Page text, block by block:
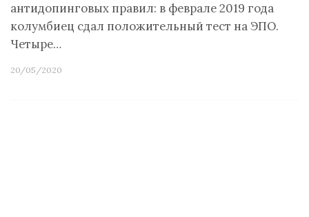
антидопинговых правил: в феврале 2019 года
колумбиец сдал положительный тест на ЭПО.
Четыре…
20/05/2020